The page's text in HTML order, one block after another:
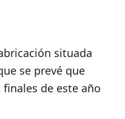
situada
se prevé que
de este año